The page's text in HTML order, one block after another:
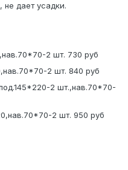
не дает усадки.
2 шт. 730 руб
2 шт. 840 руб
2 шт.,нав.70*70-
2 шт. 950 руб